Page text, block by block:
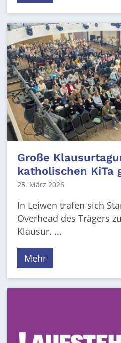
Große
katholischen KiTa
25. März 2026
In Leiwen trafen sich
Overhead des Trägers
Klausur. ...
Mehr